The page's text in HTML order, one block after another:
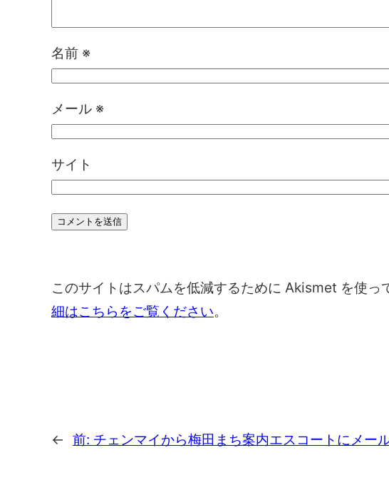
名前 ※
メール ※
サイト
このサイトはスパムを低減するために Akismet を使っ
細はこちらをご覧ください。
← 前: チェンマイから梅田まち案内エスコートにメー